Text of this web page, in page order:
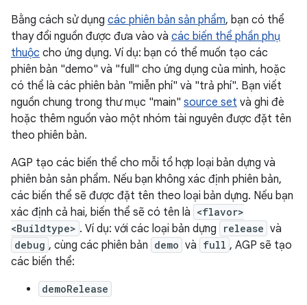
Bằng cách sử dụng các phiên bản sản phẩm, bạn có thể
thay đổi nguồn được đưa vào và các biến thể phần phụ
thuộc cho ứng dụng. Ví dụ: bạn có thể muốn tạo các
phiên bản "demo" và "full" cho ứng dụng của mình, hoặc
có thể là các phiên bản "miễn phí" và "trả phí". Bạn viết
nguồn chung trong thư mục "main" source set và ghi đè
hoặc thêm nguồn vào một nhóm tài nguyên được đặt tên
theo phiên bản.
AGP tạo các biến thể cho mỗi tổ hợp loại bản dựng và
phiên bản sản phẩm. Nếu bạn không xác định phiên bản,
các biến thể sẽ được đặt tên theo loại bản dựng. Nếu bạn
xác định cả hai, biến thể sẽ có tên là <flavor>
<Buildtype> . Ví dụ: với các loại bản dựng release và
debug , cùng các phiên bản demo và full , AGP sẽ tạo
các biến thể:
demoRelease